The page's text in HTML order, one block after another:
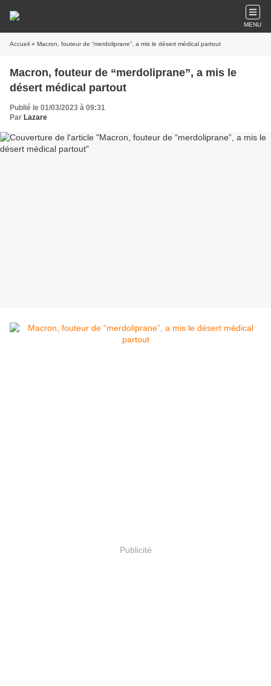
MENU
Accueil » Macron, fouteur de “merdoliprane”, a mis le désert médical partout
Macron, fouteur de “merdoliprane”, a mis le
désert médical partout
Publié le 01/03/2023 à 09:31
Par Lazare
Publicité